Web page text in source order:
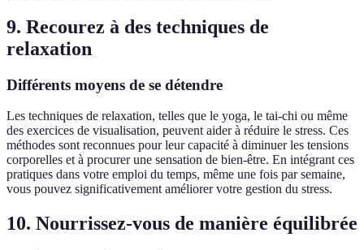
9. Recourez à des techniques de
relaxation
Différents moyens de se détendre
Les techniques de relaxation, telles que le yoga, le tai-chi ou même
des exercices de visualisation, peuvent aider à réduire le stress. Ces
méthodes sont reconnues pour leur capacité à diminuer les tensions
corporelles et à procurer une sensation de bien-être. En intégrant ces
pratiques dans votre emploi du temps, même une fois par semaine,
vous pouvez significativement améliorer votre gestion du stress.
10. Nourrissez-vous de manière équilibrée